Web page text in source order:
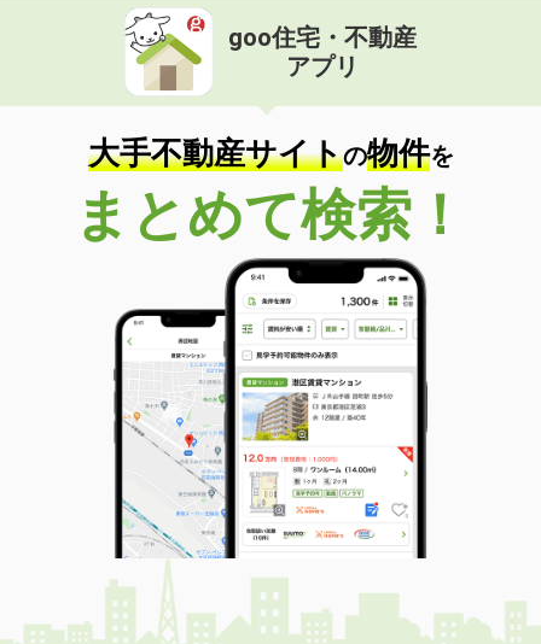
goo住宅・不動産
アプリ
大手不動産サイトの物件を
まとめて検索！